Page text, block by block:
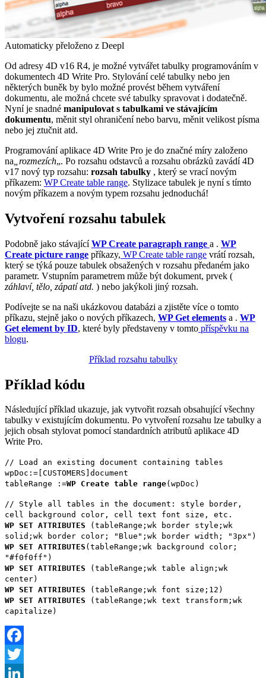
Automaticky přeloženo z Deepl
Od adresy 4D v16 R4, je možné vytvářet tabulky programováním v
dokumentech 4D Write Pro. Stylování celé tabulky nebo jen
některých buněk by bylo možné provést během vytváření
dokumentu, ale možná chcete své tabulky spravovat i dodatečně.
Nyní je snadné manipulovat s tabulkami ve stávajícím
dokumentu, měnit styl ohraničení nebo barvu, měnit velikost písma
nebo jej ztučnit atd.
Programování aplikace 4D Write Pro je do značné míry založeno
na „rozmezích„. Po rozsahu odstavců a rozsahu obrázků zavádí 4D
v17 nový typ rozsahu: rozsah tabulky , který se vrací novým
příkazem: WP Create table range. Stylizace tabulek je nyní s tímto
novým příkazem a novým typem rozsahu jednoduchá!
Vytvoření rozsahu tabulek
Podobně jako stávajícíWP Create paragraph range a . WP
Create picture range příkazy, WP Create table range vrátí rozsah,
který se týká pouze tabulek obsažených v rozsahu předaném jako
parametr. Vstupním parametrem může být dokument, prvek (
záhlaví, tělo, zápatí atd. ) nebo jakýkoli jiný rozsah.
Podívejte se na naši ukázkovou databázi a zjistěte více o tomto
příkazu, stejně jako o nových příkazech, WP Get elements a . WP
Get element by ID, které byly představeny v tomto příspěvku na
blogu.
Příklad rozsahu tabulky
Příklad kódu
Následující příklad ukazuje, jak vytvořit rozsah obsahující všechny
tabulky v existujícím dokumentu. Po vytvoření rozsahu lze tabulky a
jejich obsah stylovat pomocí standardních atributů aplikace 4D
Write Pro.
// Load an existing document containing tables
wpDoc :=[CUSTOMERS]document
tableRange :=WP Create table range( wpDoc )
// Style all tables in the document: style border,
cell background color, cell text font size, etc.
WP SET ATTRIBUTES ( tableRange ; wk border style ; wk
solid ; wk border color ; "Blue"; wk border width ; "3px")
WP SET ATTRIBUTES ( tableRange ; wk background color ;
"#f0f0ff")
WP SET ATTRIBUTES ( tableRange ; wk table align ; wk
center)
WP SET ATTRIBUTES ( tableRange ; wk font size ;12)
WP SET ATTRIBUTES ( tableRange ; wk text transform ; wk
capitalize )
Facebook
Twitter